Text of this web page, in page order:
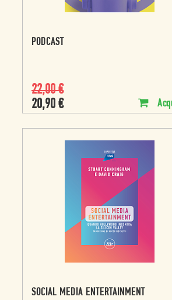
PODCAST
22,00€
20,90 €
SOCIAL MEDIA ENTERTAINMENT